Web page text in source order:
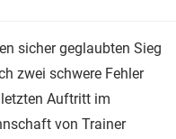
sicher geglaubten Sieg
zwei schwere Fehler
Auftritt im
von Trainer